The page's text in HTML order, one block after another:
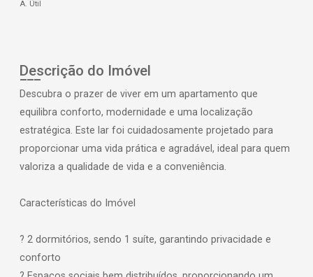
A. Útil
Descrição do Imóvel
Descubra o prazer de viver em um apartamento que
equilibra conforto, modernidade e uma localização
estratégica. Este lar foi cuidadosamente projetado para
proporcionar uma vida prática e agradável, ideal para quem
valoriza a qualidade de vida e a conveniência.
Características do Imóvel
? 2 dormitórios, sendo 1 suíte, garantindo privacidade e
conforto